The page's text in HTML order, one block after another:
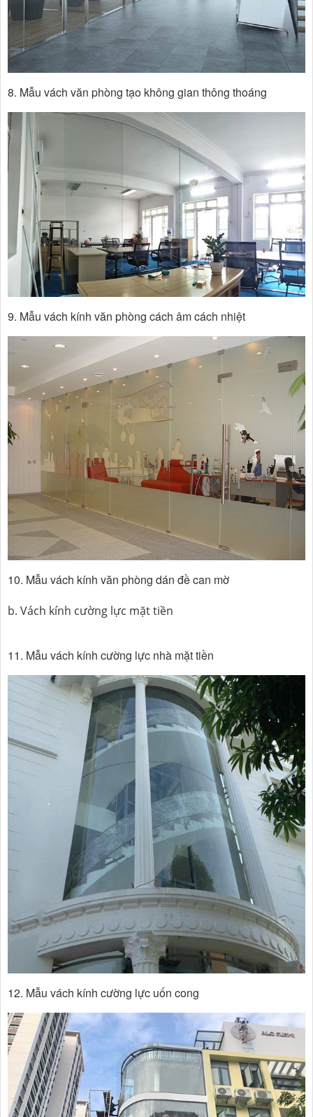
8. Mẫu vách văn phòng tạo không gian thông thoáng
9. Mẫu vách kính văn phòng cách âm cách nhiệt
10. Mẫu vách kính văn phòng dán đề can mờ
b. Vách kính cường lực mặt tiền
11. Mẫu vách kính cường lực nhà mặt tiền
12. Mẫu vách kính cường lực uốn cong